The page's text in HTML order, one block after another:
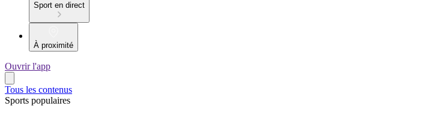
Sport en direct
À proximité
Ouvrir l'app
Tous les contenus
Sports populaires